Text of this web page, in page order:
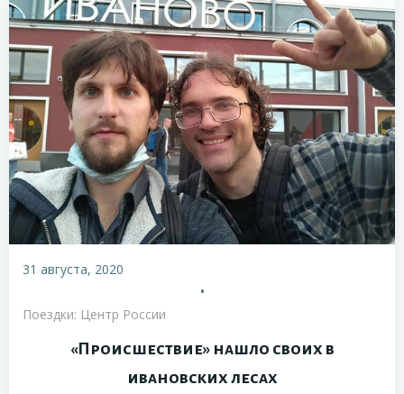
31 августа, 2020
•
Поездки: Центр России
«Происшествие» нашло своих в
ивановских лесах